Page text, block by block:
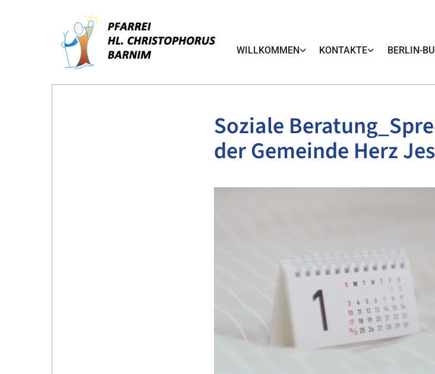
WILLKOMMEN KONTAKTE BERLIN-
Soziale
der Gemeinde Herz